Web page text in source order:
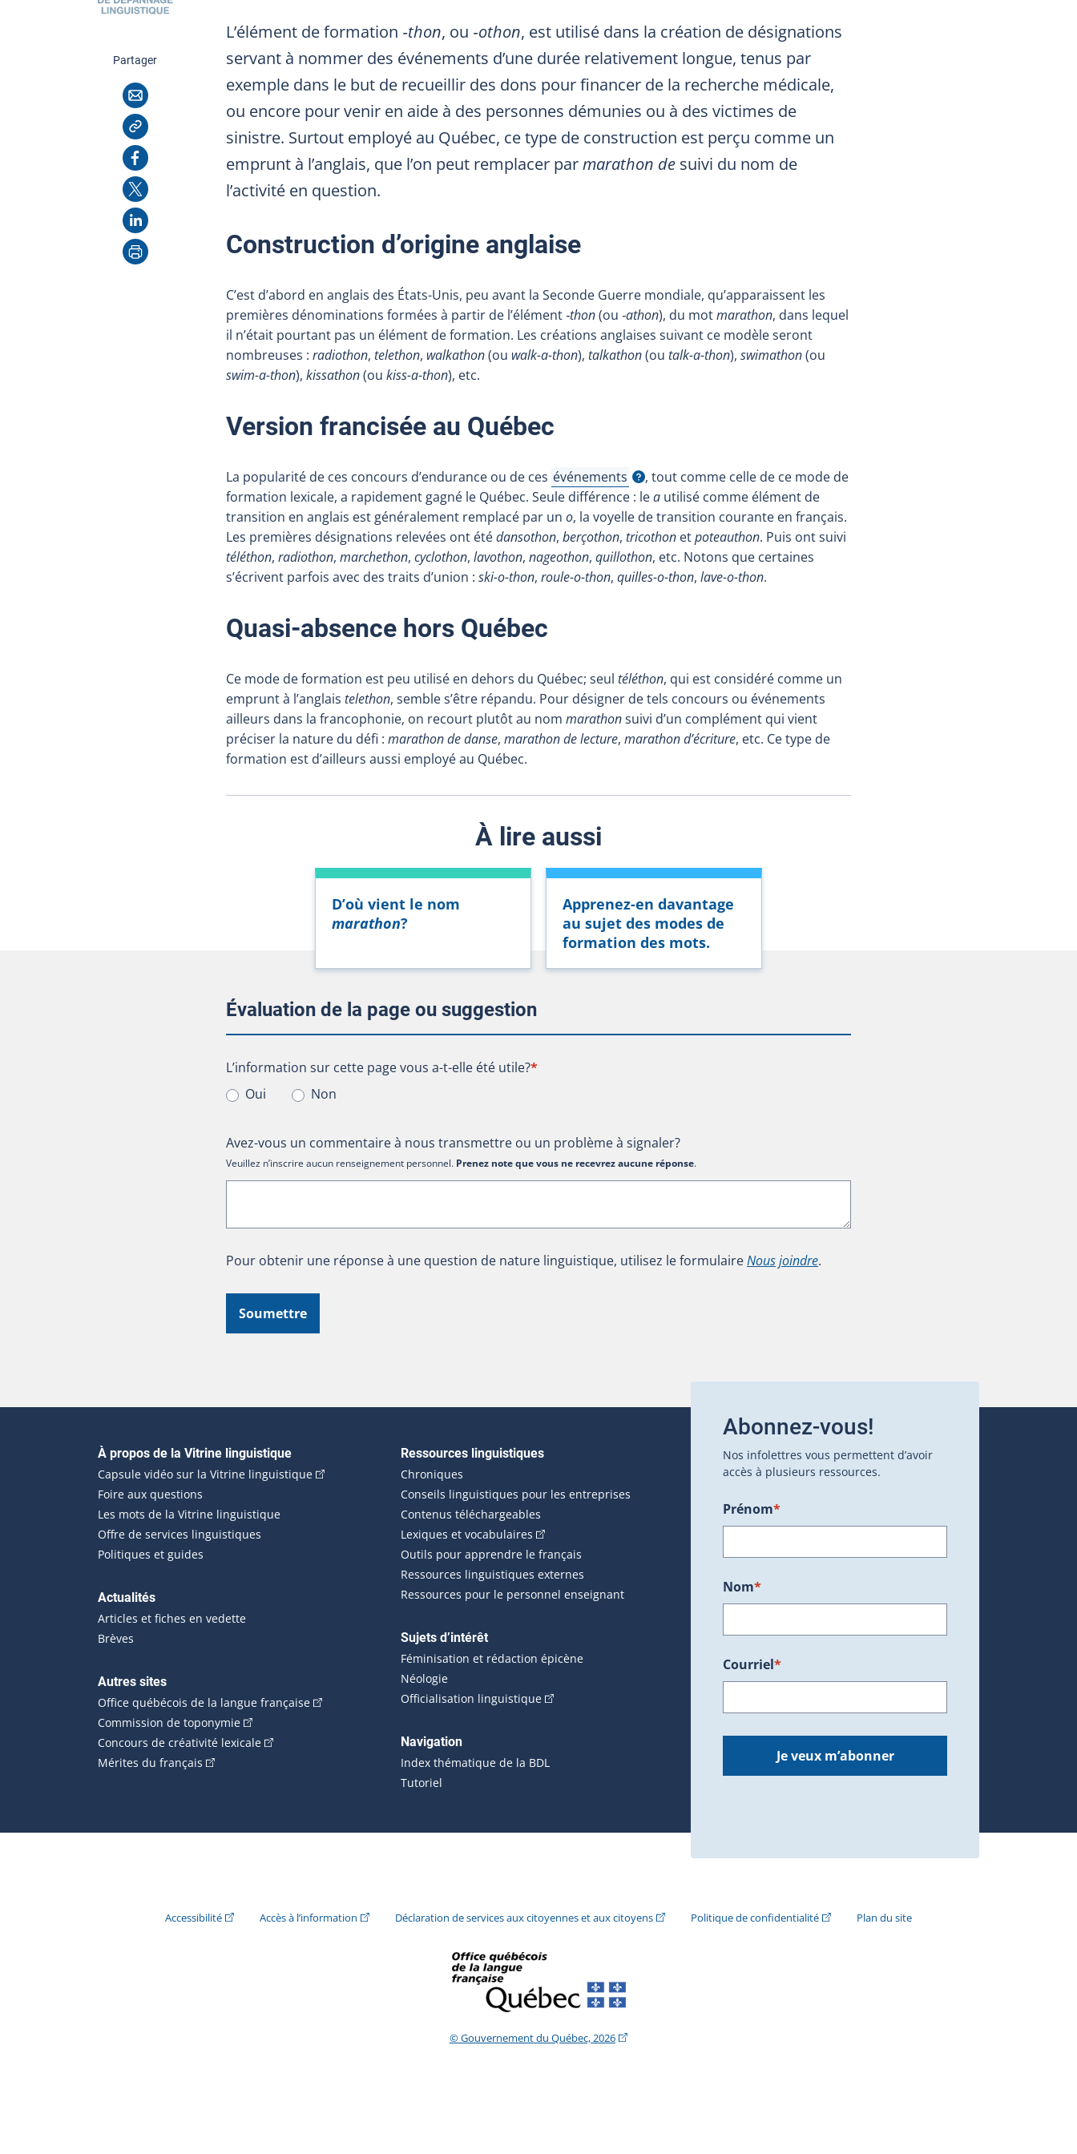
Partagercette page
Courriel
Copier l'adresse
Facebook
X
LinkedIn
Imprimer
L’élément de formation ‑thon, ou ‑othon, est utilisé dans la création de désignations
servant à nommer des événements d’une durée relativement longue, tenus par
exemple dans le but de recueillir des dons pour financer de la recherche médicale,
ou encore pour venir en aide à des personnes démunies ou à des victimes de
sinistre. Surtout employé au Québec, ce type de construction est perçu comme un
emprunt à l’anglais, que l’on peut remplacer parmarathon de suivi du nom de
l’activité en question.
Construction d’origine anglaise
C’est d’abord en anglais des États-Unis, peu avant la Seconde Guerre mondiale, qu’apparaissent les
premières dénominations formées à partir de l’élément ‑thon(ou ‑athon), du motmarathon, dans lequel
il n’était pourtant pas un élément de formation. Les créations anglaises suivant ce modèle seront
nombreuses : radiothon, telethon, walkathon(ou walk-a-thon), talkathon(ou talk-a-thon), swimathon(ou
swim-a-thon), kissathon(ou kiss-a-thon), etc.
Version francisée au Québec
La popularité de ces concours d’endurance ou de ces événements
Afficher l'infobulle, tout comme celle de ce mode de
formation lexicale, a rapidement gagné le Québec. Seule différence : lea utilisé comme élément de
transition en anglais est généralement remplacé par un o, la voyelle de transition courante en français.
Les premières désignations relevées ont étédansothon, berçothon, tricothon etpoteauthon. Puis ont suivi
téléthon, radiothon, marchethon, cyclothon, lavothon, nageothon, quillothon, etc. Notons que certaines
s’écrivent parfois avec des traits d’union : ski-o-thon, roule-o-thon, quilles-o-thon, lave-o-thon.
Quasi-absence hors Québec
Ce mode de formation est peu utilisé en dehors du Québec; seul téléthon, qui est considéré comme un
emprunt à l’anglais telethon, semble s’être répandu. Pour désigner de tels concours ou événements
ailleurs dans la francophonie, on recourt plutôt au nom marathonsuivi d’un complément qui vient
préciser la nature du défi : marathon de danse, marathon de lecture, marathon d’écriture, etc. Ce type de
formation est d’ailleurs aussi employé au Québec.
À lire aussi
D’où vient le nom
marathon?
Apprenez-en davantage
au sujet des modes de
formation des mots.
Évaluation de la page ou suggestion
L’information sur cette page vous a-t-elle été utile?
L’information sur cette page vous a-t-elle été utile?*
Oui
Non
Avez-vous un commentaire à nous transmettre ou un problème à signaler?
Veuillez n’inscrire aucun renseignement personnel. Prenez note que vous ne recevrez aucune réponse.
Pour obtenir une réponse à une question de nature linguistique, utilisez le formulaireNous joindre.
Soumettre
Navigation principale
À propos de la Vitrine linguistique
Capsule vidéo sur la Vitrine linguistique(Cet hyperlien externe s'ouvrira dans une nouvelle fenêtre.)
Foire aux questions
Les mots de la Vitrine linguistique
Offre de services linguistiques
Politiques et guides
Actualités
Articles et fiches en vedette
Brèves
Autres sites
Office québécois de la langue française(Cet hyperlien externe s'ouvrira dans une nouvelle fenêtre.)
Commission de toponymie(Cet hyperlien externe s'ouvrira dans une nouvelle fenêtre.)
Concours de créativité lexicale(Cet hyperlien externe s'ouvrira dans une nouvelle fenêtre.)
Mérites du français (Cet hyperlien externe s'ouvrira dans une nouvelle fenêtre.)
Ressources linguistiques
Chroniques
Conseils linguistiques pour les entreprises
Contenus téléchargeables
Lexiques et vocabulaires (Cet hyperlien externe s'ouvrira dans une nouvelle fenêtre.)
Outils pour apprendre le français
Ressources linguistiques externes
Ressources pour le personnel enseignant
Sujets d’intérêt
Féminisation et rédaction épicène
Néologie
Officialisation linguistique(Cet hyperlien externe s'ouvrira dans une nouvelle fenêtre.)
Navigation
Index thématique de la BDL
Tutoriel
Abonnez-vous!
Nos infolettres vous permettent d’avoir
accès à plusieurs ressources.
Prénom*
Nom*
Courriel*
Je veux m’abonner
Accessibilité(Cet hyperlien externe s'ouvrira dans une nouvelle fenêtre.)
Accès à l’information (Cet hyperlien externe s'ouvrira dans une nouvelle fenêtre.)
Déclaration de services aux citoyennes et aux citoyens(Cet hyperlien externe s'ouvrira dans une nouvelle fenêtre.)
Politique de confidentialité(Cet hyperlien externe s'ouvrira dans une nouvelle
Plan du site
© Gouvernement du Québec, 2026(Cet hyperlien externe s'ouvrira dans une nouvelle fenêtre.)